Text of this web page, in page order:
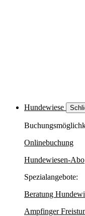
Hundewiese
Onlinebuchung
Hundewiesen-Abo
Spezialangebote:
Beratung
Ampfinger